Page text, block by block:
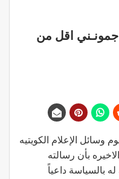
اقل من
الإعلام الكويتيه
بأن رسالته
بالسياسة داعياً